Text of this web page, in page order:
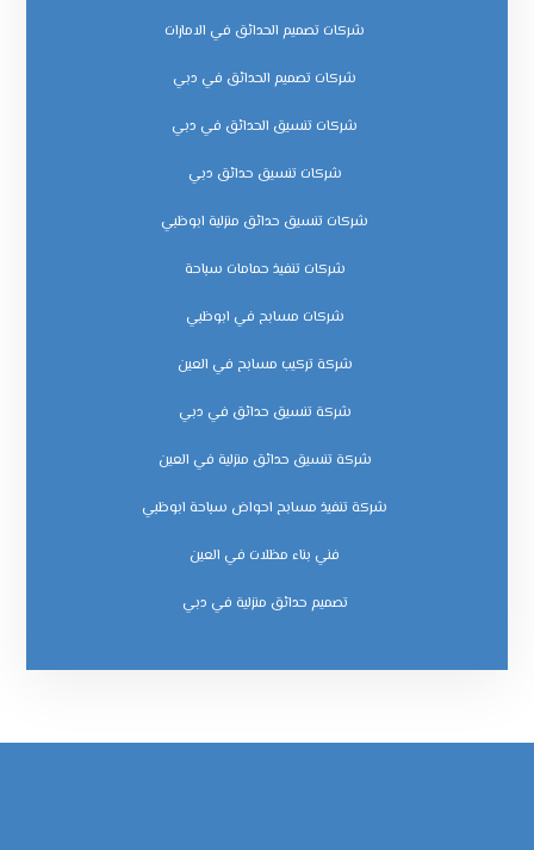
شركات تصميم الحدائق في الامارات
شركات تصميم الحدائق في دبي
شركات تنسيق الحدائق في دبي
شركات تنسيق حدائق دبي
شركات تنسيق حدائق منزلية ابوظبي
شركات تنفيذ حمامات سباحة
شركات مسابح في ابوظبي
شركة تركيب مسابح في العين
شركة تنسيق حدائق في دبي
شركة تنسيق حدائق منزلية في العين
شركة تنفيذ مسابح احواض سباحة ابوظبي
فني بناء مظلات في العين
‏تصميم حدائق منزلية في دبي